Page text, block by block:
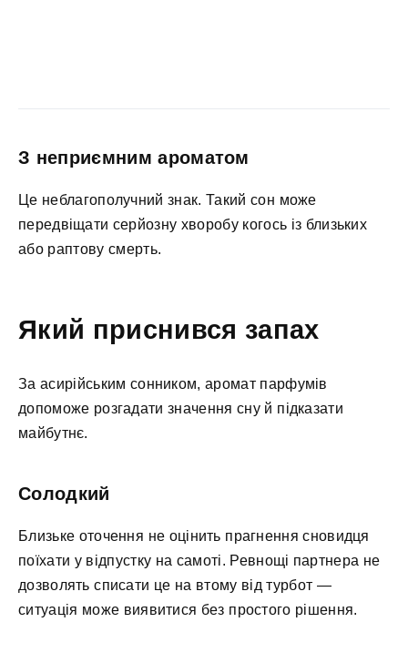
З неприємним ароматом
Це неблагополучний знак. Такий сон може
передвіщати серйозну хворобу когось із близьких
або раптову смерть.
Який приснився запах
За асирійським сонником, аромат парфумів
допоможе розгадати значення сну й підказати
майбутнє.
Солодкий
Близьке оточення не оцінить прагнення сновидця
поїхати у відпустку на самоті. Ревнощі партнера не
дозволять списати це на втому від турбот —
ситуація може виявитися без простого рішення.